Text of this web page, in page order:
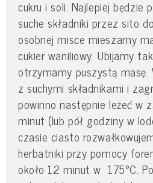
cukru i soli. Najlepiej będzie
suche składniki przez sito
osobnej misce mieszamy
cukier waniliowy. Ubijamy
otrzymamy puszystą masę.
z suchymi składnikami i
powinno następnie leżeć w
minut (lub pół godziny w
czasie ciasto
herbatniki przy pomocy
około 12 minut w 175°C.